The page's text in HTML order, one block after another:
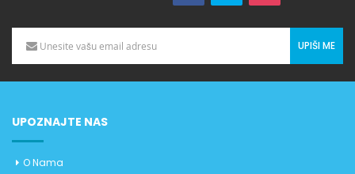
UPIŠI ME
UPOZNAJTE NAS
O Nama